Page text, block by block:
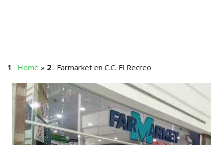
Home » Farmarket en C.C. El Recreo